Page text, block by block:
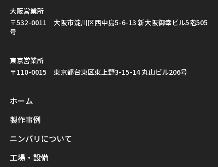
大阪営業所
〒532-0011 大阪市淀川区西中島5-6-13 新大阪御幸ビル5階505
号
東京営業所
〒110-0015 東京都台東区東上野3-15-14 丸山ビル206号
ホーム
製作事例
ニンバリについて
工場・設備